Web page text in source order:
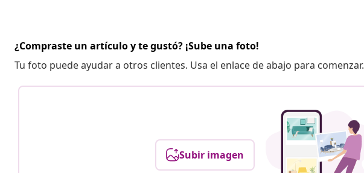
¿Compraste un artículo y te gustó? ¡Sube una foto!
Tu foto puede ayudar a otros clientes. Usa el enlace de abajo para comenzar.
Subir imagen